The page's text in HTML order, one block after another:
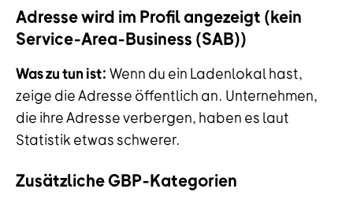
Adresse wird im Profil angezeigt (kein
Service-Area-Business (SAB))
Was zu tun ist: Wenn du ein Ladenlokal hast,
zeige die Adresse öffentlich an. Unternehmen,
die ihre Adresse verbergen, haben es laut
Statistik etwas schwerer.
Zusätzliche GBP-Kategorien